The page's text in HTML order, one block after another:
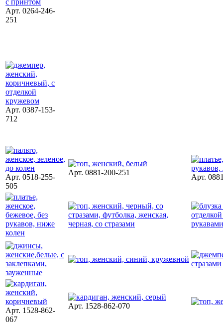
Арт. 0264-246-
251
Арт. 0387-153-
712
Арт. 0518-255-
505
Арт. 0881-200-251
Арт.
Арт. 1528-862-
067
Арт. 1528-862-070